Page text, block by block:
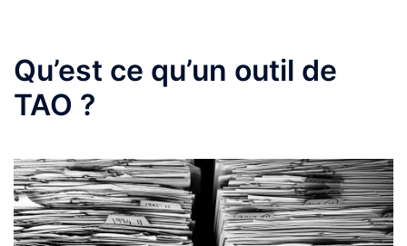
Qu’est ce qu’un outil de
TAO ?